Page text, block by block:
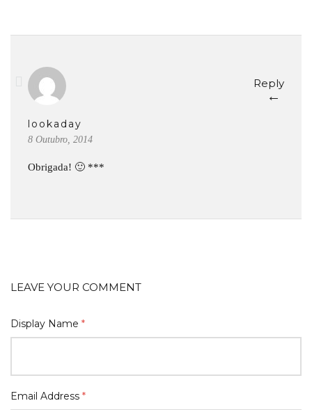
lookaday
8 Outubro, 2014
Reply
←
Obrigada! 🙂 ***
LEAVE YOUR COMMENT
Display Name *
Email Address *